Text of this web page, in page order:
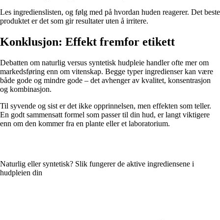
Les ingredienslisten, og følg med på hvordan huden reagerer. Det beste
produktet er det som gir resultater uten å irritere.
Konklusjon: Effekt fremfor etikett
Debatten om naturlig versus syntetisk hudpleie handler ofte mer om
markedsføring enn om vitenskap. Begge typer ingredienser kan være
både gode og mindre gode – det avhenger av kvalitet, konsentrasjon
og kombinasjon.
Til syvende og sist er det ikke opprinnelsen, men effekten som teller.
En godt sammensatt formel som passer til din hud, er langt viktigere
enn om den kommer fra en plante eller et laboratorium.
Naturlig eller syntetisk? Slik fungerer de aktive ingrediensene i
hudpleien din